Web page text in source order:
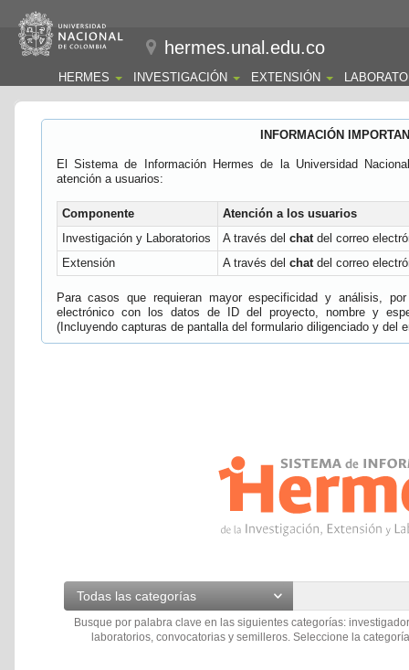
hermes.unal.edu.co
HERMES INVESTIGACIÓN EXTENSIÓN
INFORMACIÓN
El Sistema de Información Hermes de la Universidad
atención a usuarios:
Componente
Atención a los usuarios
Investigación y Laboratorios
A través del chatdel correo
Extensión
A través del chatdel correo
Para casos que requieran mayor especificidad y análisis,
electrónico con los datos de ID del proyecto, nombre y
(Incluyendo capturas de pantalla del formulario diligenciado y del
Todas las categorías
Busque por palabra clave en las siguientes categorías:
laboratorios, convocatorias y semilleros. Seleccione la